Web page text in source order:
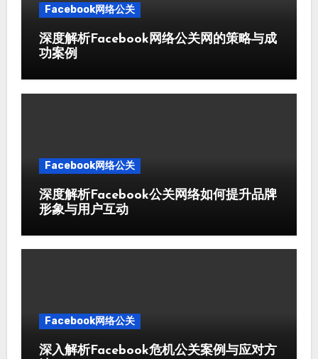
Facebook网络公关
深度解析Facebook网络公关网的策略与成
功案例
Facebook网络公关
深度解析Facebook公关网络如何提升品牌
形象与用户互动
Facebook网络公关
深入解析Facebook危机公关案例与应对方